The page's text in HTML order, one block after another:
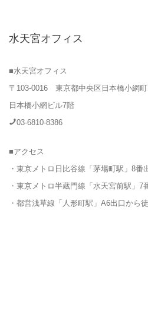
水天宮オフィス
■水天宮オフィス
〒103-0016 東京都中央区日本橋小網
日本橋小網ビル7階
03-6810-8386
■アクセス
・東京メトロ日比谷線「茅場町駅」8番
・東京メトロ半蔵門線「水天宮前駅」7
・都営浅草線「人形町駅」A6出口から